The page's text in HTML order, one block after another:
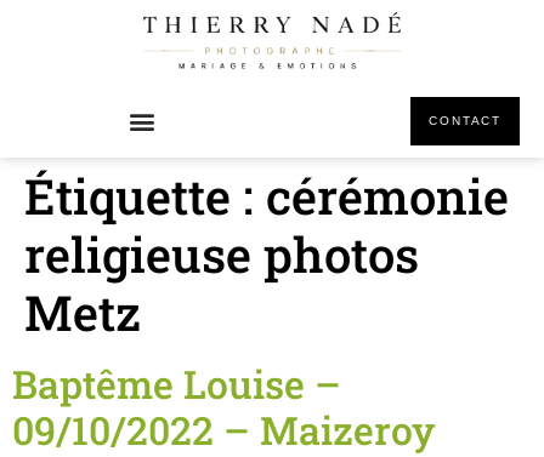
CONTACT
Étiquette : cérémonie
religieuse photos
Metz
Baptême Louise –
09/10/2022 – Maizeroy